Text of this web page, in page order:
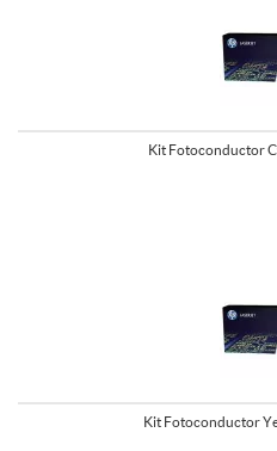
Kit Fotoconductor
Kit Fotoconductor